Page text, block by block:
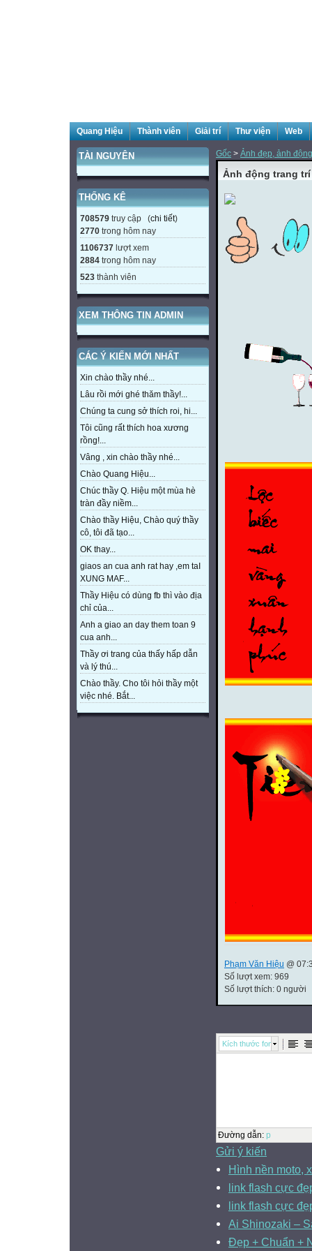
Quang Hiệu Thành viên Giải trí Thư viện Web
TÀI NGUYÊN
THỐNG KÊ
708579 truy cập (chi tiết)
2770 trong hôm nay
1106737 lượt xem
2884 trong hôm nay
523 thành viên
XEM THÔNG TIN ADMIN
CÁC Ý KIẾN MỚI NHẤT
Xin chào thầy nhé...
Lâu rồi mới ghé thăm thầy!...
Chúng ta cung sở thích roi, hi...
Tôi cũng rất thích hoa xương
rồng!...
Vâng , xin chào thầy nhé...
Chào Quang Hiệu...
Chúc thầy Q. Hiệu một mùa hè
tràn đầy niềm...
Chào thầy Hiệu, Chào quý thầy
cô, tôi đã tạo...
OK thay...
giaos an cua anh rat hay ,em taI
XUNG MAF...
Thầy Hiệu có dùng fb thì vào địa
chỉ của...
Anh a giao an day them toan 9
cua anh...
Thầy ơi trang của thấy hấp dẫn
và lý thú...
Chào thầy. Cho tôi hỏi thầy một
việc nhé. Bắt...
Gốc > Ảnh đẹp, ảnh
Ảnh động trang
Phạm Văn Hiệu @
Số lượt xem: 969
Số lượt thích: 0 người
Kích thước font
Đường dẫn: p
Gửi ý kiến
Hình nền moto,
link flash cực
link flash cực
Ai Shinozaki –
Đẹp + Chuẩn +